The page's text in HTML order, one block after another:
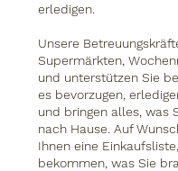
erledigen.
Unsere
Supermärkten,
und unterstützen Sie
es bevorzugen,
und bringen alles, was
nach Hause. Auf
Ihnen eine
bekommen, was Sie